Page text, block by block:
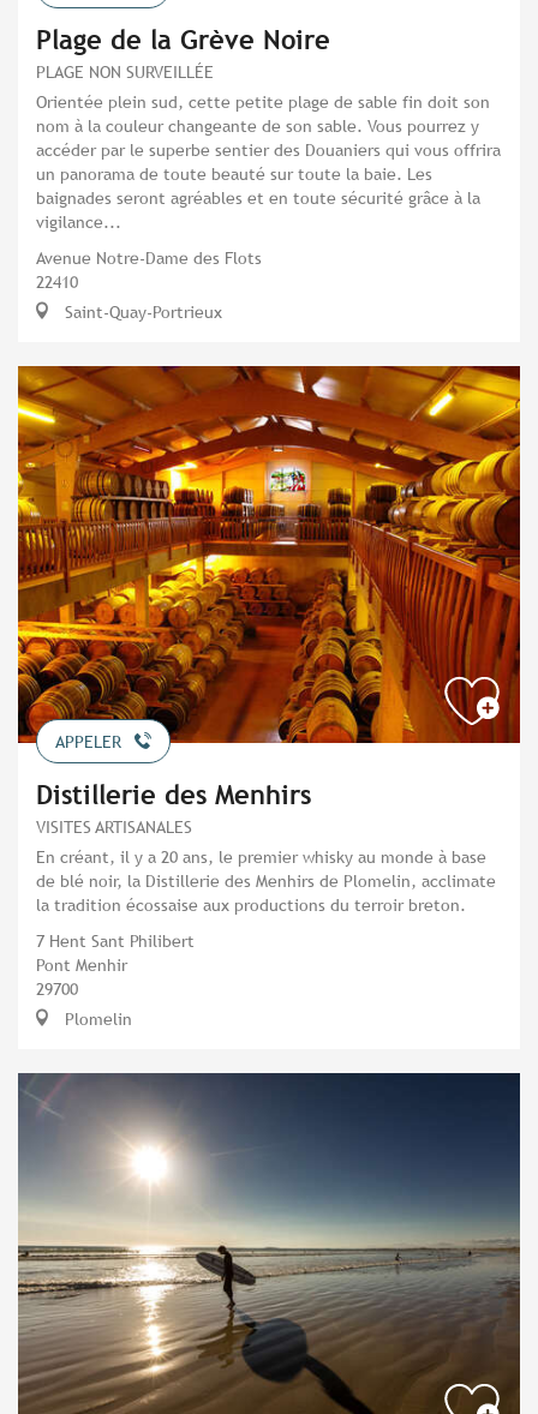
Plage de la Grève Noire
PLAGE NON SURVEILLÉE
Orientée plein sud, cette petite plage de sable fin doit son
nom à la couleur changeante de son sable. Vous pourrez y
accéder par le superbe sentier des Douaniers qui vous offrira
un panorama de toute beauté sur toute la baie. Les
baignades seront agréables et en toute sécurité grâce à la
vigilance...
Avenue Notre-Dame des Flots
22410
Saint-Quay-Portrieux
APPELER
Distillerie des Menhirs
VISITES ARTISANALES
En créant, il y a 20 ans, le premier whisky au monde à base
de blé noir, la Distillerie des Menhirs de Plomelin, acclimate
la tradition écossaise aux productions du terroir breton.
7 Hent Sant Philibert
Pont Menhir
29700
Plomelin